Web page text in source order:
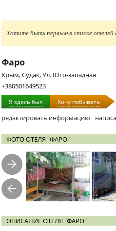
Хотите быть первым в списке отелей
Фаро
Крым, Судак, Ул. Юго-западная
+380501649523
Я здесь был Хочу побывать
редактировать информацию
ФОТО ОТЕЛЯ "ФАРО"
ОПИСАНИЕ ОТЕЛЯ "ФАРО"